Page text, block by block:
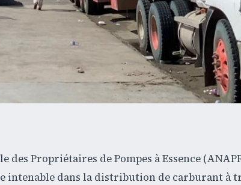
des Propriétaires de Pompes à Essence
intenable dans la distribution de carburant à